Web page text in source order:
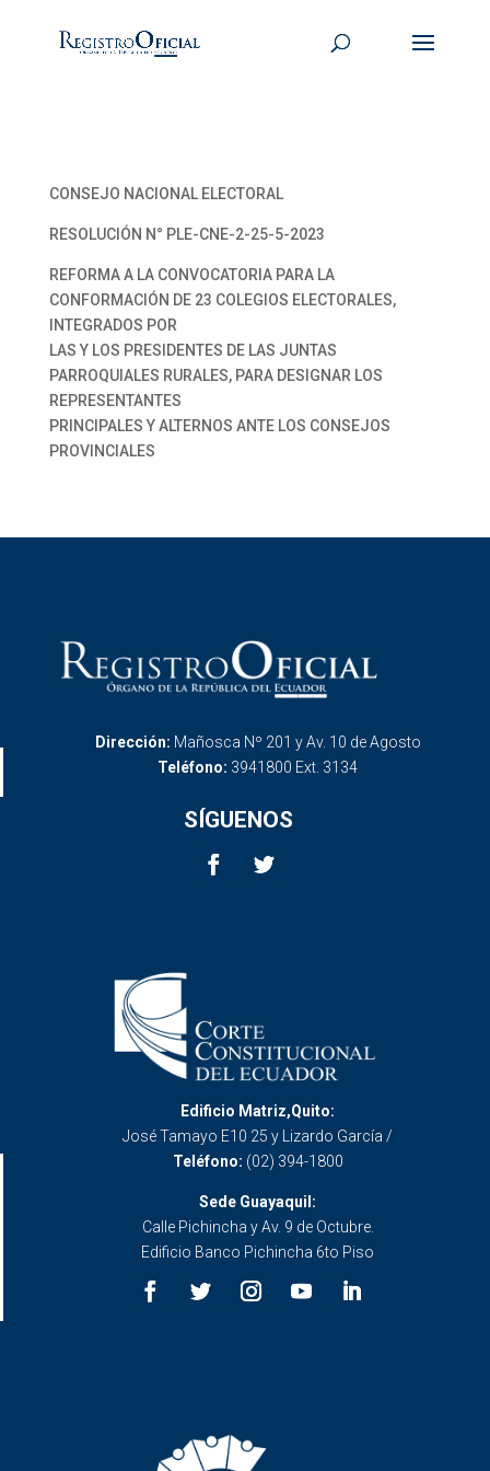
CONSEJO NACIONAL ELECTORAL
RESOLUCIÓN N° PLE-CNE-2-25-5-2023
REFORMA A LA CONVOCATORIA PARA LA
CONFORMACIÓN DE 23 COLEGIOS ELECTORALES,
INTEGRADOS POR
LAS Y LOS PRESIDENTES DE LAS JUNTAS
PARROQUIALES RURALES, PARA DESIGNAR LOS
REPRESENTANTES
PRINCIPALES Y ALTERNOS ANTE LOS CONSEJOS
PROVINCIALES
Dirección: Mañosca Nº 201 y Av. 10 de Agosto
Teléfono: 3941800 Ext. 3134
SÍGUENOS
Edificio Matriz,Quito:
José Tamayo E10 25 y Lizardo García /
Teléfono: (02) 394-1800
Sede Guayaquil:
Calle Pichincha y Av. 9 de Octubre.
Edificio Banco Pichincha 6to Piso